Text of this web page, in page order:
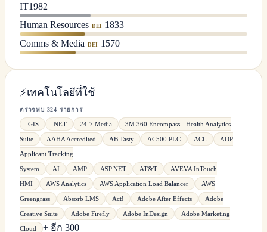
IT1982
Human Resources DEI
1833
Comms & Media DEI 1570
⚡เทคโนโลยีที่ใช้
ตรวจพบ 324 รายการ
.GIS .NET 24-7 Media 3M 360 Encompass - Health Analytics
Suite AAHA Accredited AB Tasty AC500 PLC ACL ADP
Applicant Tracking
System AI AMP ASP.NET AT&T AVEVA InTouch
HMI AWS Analytics AWS Application Load Balancer AWS
Greengrass Absorb LMS Act! Adobe After Effects Adobe
Creative Suite Adobe Firefly Adobe InDesign Adobe Marketing
Cloud + อีก 300